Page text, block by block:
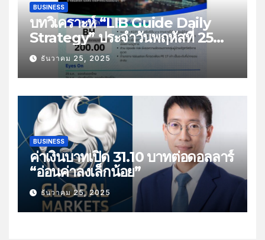
BUSINESS
บทวิเคราะห์ “LIB Guide Daily
Strategy” ประจำวันพฤหัสที่ 25
ธันวาคม 2568 หัวข้อ “ติดตามยอด
ส่งออกไทย”
ธันวาคม 25, 2025
BUSINESS
ค่าเงินบาทเปิด 31.10 บาทต่อดอลลาร์
“อ่อนค่าลงเล็กน้อย”
ธันวาคม 25, 2025